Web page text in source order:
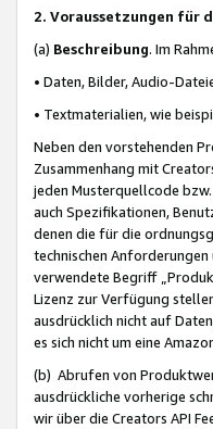
2. Voraussetzungen für
(a) Beschreibung. Im
• Daten, Bilder, Audio-
• Textmaterialien, wie
Neben den vorstehenden
Zusammenhang mit
jeden Musterquellcode
auch Spezifikationen,
denen die für die
technischen
verwendete Begriff
Lizenz zur Verfügung
ausdrücklich nicht auf
es sich nicht um eine
(b) Abrufen von
ausdrückliche vorherige
wir über die Creators API